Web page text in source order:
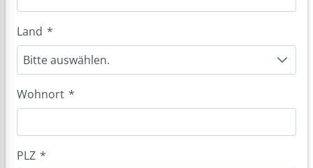
Land *
Bitte auswählen.
Wohnort *
PLZ *